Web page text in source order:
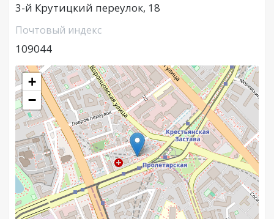
3-й Крутицкий переулок, 18
Почтовый индекс
109044
+
−